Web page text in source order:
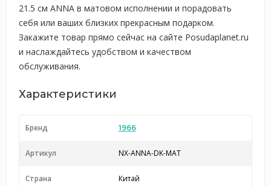
21.5 см ANNA в матовом исполнении и порадовать
себя или ваших близких прекрасным подарком.
Закажите товар прямо сейчас на сайте Posudaplanet.ru
и наслаждайтесь удобством и качеством
обслуживания.
Характеристики
Бренд 1966
Артикул NX-ANNA-DK-MAT
Страна
Китай